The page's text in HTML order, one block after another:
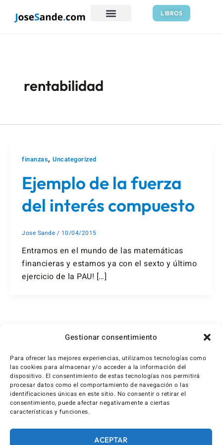
Gestionar consentimiento
Para ofrecer las mejores experiencias, utilizamos tecnologías como
las cookies para almacenar y/o acceder a la información del
dispositivo. El consentimiento de estas tecnologías nos permitirá
procesar datos como el comportamiento de navegación o las
identificaciones únicas en este sitio. No consentir o retirar el
consentimiento, puede afectar negativamente a ciertas
características y funciones.
ACEPTAR
LIBROS
rentabilidad
finanzas, Uncategorized
Ejemplo de la fuerza
del interés compuesto
Jose Sande / 10/04/2015
Entramos en el mundo de las matemáticas
financieras y estamos ya con el sexto y último
ejercicio de la PAU! […]
de
2 … 19 Siguiente